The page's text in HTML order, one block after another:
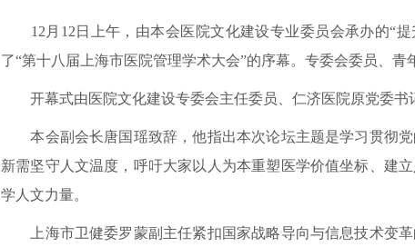
12月12日上午，由本会医院文化建设专业委员会承办的“提
了“第十八届上海市医院管理学术大会”的序幕。专委会委员、青
开幕式由医院文化建设专委会主任委员、仁济医院原党委书
本会副会长唐国瑶致辞，他指出本次论坛主题是学习贯彻党
新需坚守人文温度，呼吁大家以人为本重塑医学价值坐标、建
学人文力量。
上海市卫健委罗蒙副主任紧扣国家战略导向与信息技术变革